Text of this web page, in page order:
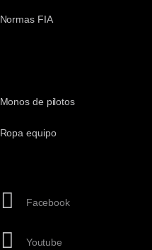
Normas FIA
Monos de pilotos
Ropa equipo
Facebook
Youtube